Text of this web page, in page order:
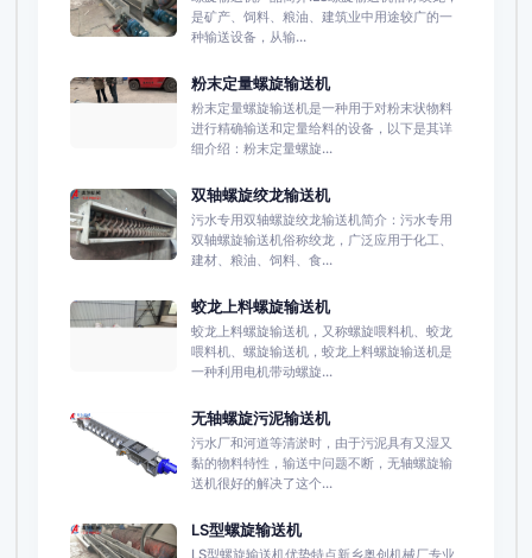
是矿产、饲料、粮油、建筑业中用途较广的一
种输送设备，从输...
粉末定量螺旋输送机
粉末定量螺旋输送机是一种用于对粉末状物料
进行精确输送和定量给料的设备，以下是其详
细介绍：粉末定量螺旋...
双轴螺旋绞龙输送机
污水专用双轴螺旋绞龙输送机简介：污水专用
双轴螺旋输送机俗称绞龙，广泛应用于化工、
建材、粮油、饲料、食...
蛟龙上料螺旋输送机
蛟龙上料螺旋输送机，又称螺旋喂料机、蛟龙
喂料机、螺旋输送机，蛟龙上料螺旋输送机是
一种利用电机带动螺旋...
无轴螺旋污泥输送机
污水厂和河道等清淤时，由于污泥具有又湿又
黏的物料特性，输送中问题不断，无轴螺旋输
送机很好的解决了这个...
LS型螺旋输送机
LS型螺旋输送机优势特点新乡奥创机械厂专业